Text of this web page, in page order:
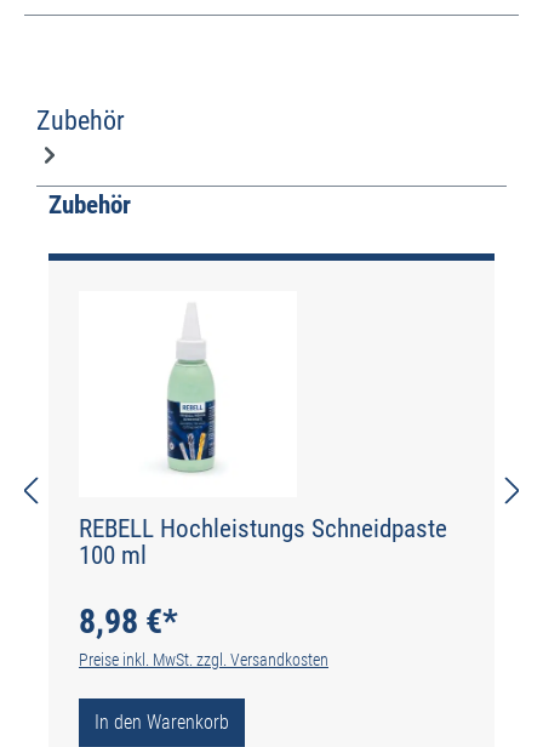
Zubehör
Produktgalerie überspringen
Zubehör
REBELL Hochleistungs Schneidpaste
100 ml
8,98 €*
Preise inkl. MwSt. zzgl. Versandkosten
In den Warenkorb